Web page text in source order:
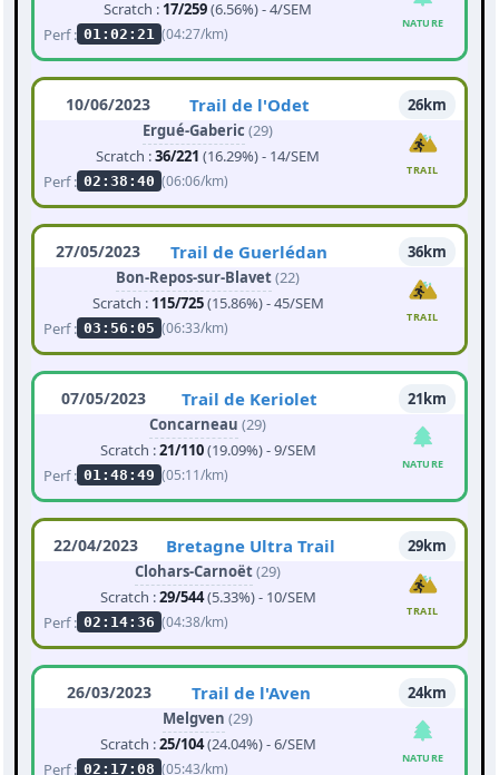
Scratch : 17/259(6.56%) - 4/SEM
Perf : 01:02:21 (04:27/km)
NATURE
10/06/2023 Trail de l'Odet
26km
Ergué-Gaberic (29)
Scratch :36/221 (16.29%) - 14/SEM
Perf : 02:38:40 (06:06/km)
TRAIL
27/05/2023 Trail de Guerlédan
36km
Bon-Repos-sur-Blavet(22)
Scratch : 115/725(15.86%) - 45/SEM
Perf : 03:56:05 (06:33/km)
TRAIL
07/05/2023 Trail de Keriolet
21km
Concarneau (29)
Scratch :21/110(19.09%) - 9/SEM
Perf : 01:48:49 (05:11/km)
NATURE
22/04/2023 Bretagne Ultra Trail
29km
Clohars-Carnoët(29)
Scratch :29/544(5.33%) - 10/SEM
Perf : 02:14:36 (04:38/km)
TRAIL
26/03/2023 Trail de l'Aven
24km
Melgven (29)
Scratch :25/104(24.04%) - 6/SEM
Perf : 02:17:08 (05:43/km)
NATURE